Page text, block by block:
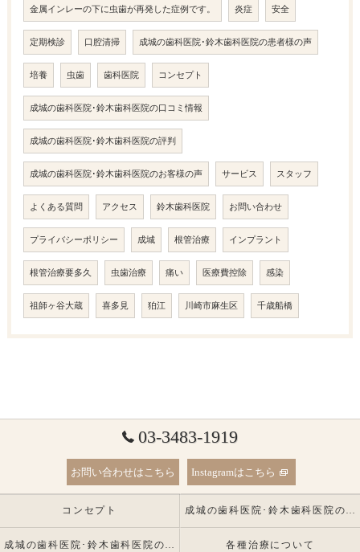
金属インレーの下に虫歯が再発した症例です。 炎症 安全
定期検診 口腔清掃 成城の歯科医院･鈴木歯科医院の患者様の声
培養 虫歯 歯科医院 コンセプト
成城の歯科医院･鈴木歯科医院の口コミ情報
成城の歯科医院･鈴木歯科医院の評判
成城の歯科医院･鈴木歯科医院のお客様の声 サービス スタッフ
よくある質問 アクセス 鈴木歯科医院 お問い合わせ
プライバシーポリシー 成城 根管治療 インプラント
根管治療要多久 虫歯治療 痛い 医療費控除 感染
祖師ヶ谷大蔵 喜多見 狛江 川崎市麻生区 千歳船橋
03-3483-1919
お問い合わせはこちら Instagramはこちら
コンセプト
各種治療について